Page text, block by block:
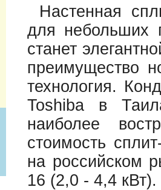
Настенная
для небольших
станет
преимущество
технология.
Toshiba в
наиболее
стоимость
на российском
16 (2,0 - 4,4 кВт).